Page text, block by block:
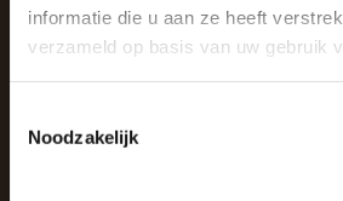
informatie die u aan ze heeft
verzameld op basis van uw gebruik
Noodzakelijk
Winkelcentrum